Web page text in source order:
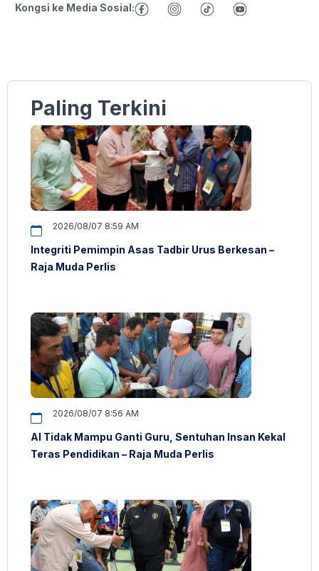
Kongsi ke Media Sosial:
Paling Terkini
2026/08/07 8:59 AM
Integriti Pemimpin Asas Tadbir Urus Berkesan –
Raja Muda Perlis
2026/08/07 8:56 AM
AI Tidak Mampu Ganti Guru, Sentuhan Insan Kekal
Teras Pendidikan – Raja Muda Perlis